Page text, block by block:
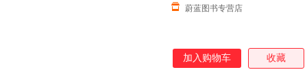
蔚蓝图书专营店
加入购物车 收藏